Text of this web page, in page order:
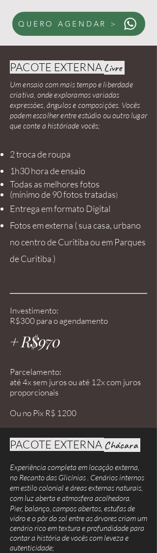
QUERO AGENDAR >
PACOTE EXTERNA Livre
Um ensaio com mais tempo e liberdade
criativa, onde exploramos variadas
expressões, ângulos e composições. Vocês
podem escolher entre estúdio ou outro lugar
que conte a históriade vocês;
2 troca de roupa
1h30 hora de ensaio
Todas as melhores fotos
(mínimo de 90 fotos tratadas)
Entrega em formato Digital
Fotos em externa ( sua casa, urbano
no centro de Curitiba ou em Parques
de Curitiba )
Investimento:
R$300 para o agendamento
+ R$970
Parcelamento:
até 4x sem juros ou até 12x com juros
proporcionais
Ou no Pix R$ 1200
PACOTE EXTERNA Chácara
Experiência completa em locação externa,
no Recanto das Glicínias . Cenários internos
em estilo colonial e áreas externas naturais,
com luz aberta e atmosfera acolhedora.
Pier, balanço, campos abertos, estufas de
vidro e o pôr do sol entre as árvores criam um
cenário rico em textura e profundidade para
contar a história de vocês com leveza e
autenticidade;